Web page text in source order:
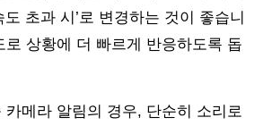
도 초과 시’로 변경하는 것이 좋습니
로 상황에 더 빠르게 반응하도록 돕
카메라 알림의 경우, 단순히 소리로